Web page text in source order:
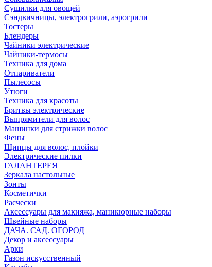
Сушилки для овощей
Сэндвичницы, электрогрили, аэрогрили
Тостеры
Блендеры
Чайники электрические
Чайники-термосы
Техника для дома
Отпариватели
Пылесосы
Утюги
Техника для красоты
Бритвы электрические
Выпрямители для волос
Машинки для стрижки волос
Фены
Щипцы для волос, плойки
Электрические пилки
ГАЛАНТЕРЕЯ
Зеркала настольные
Зонты
Косметички
Расчески
Аксессуары для макияжа, маникюрные наборы
Швейные наборы
ДАЧА. САД. ОГОРОД
Декор и аксессуары
Арки
Газон искусственный